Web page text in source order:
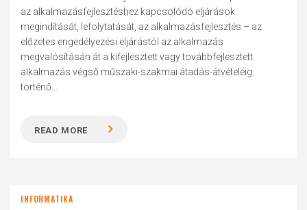
az alkalmazásfejlesztéshez kapcsolódó eljárások
megindítását, lefolytatását, az alkalmazásfejlesztés – az
előzetes engedélyezési eljárástól az alkalmazás
megvalósításán át a kifejlesztett vagy továbbfejlesztett
alkalmazás végső műszaki-szakmai átadás-átvételéig
történő...
READ MORE
INFORMATIKA